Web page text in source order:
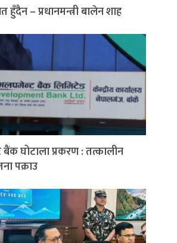
हुँदैन – प्रधानमन्त्री बालेन शाह
घोटाला प्रकरण : तत्कालीन
पक्राउ